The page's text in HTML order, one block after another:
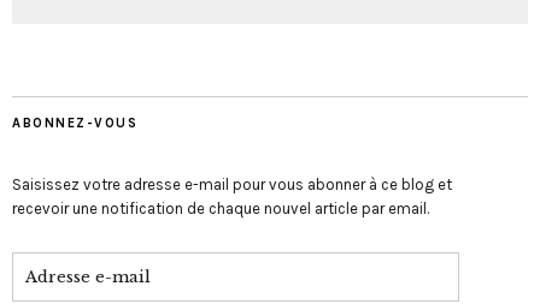
ABONNEZ-VOUS
Saisissez votre adresse e-mail pour vous abonner à ce blog et
recevoir une notification de chaque nouvel article par email.